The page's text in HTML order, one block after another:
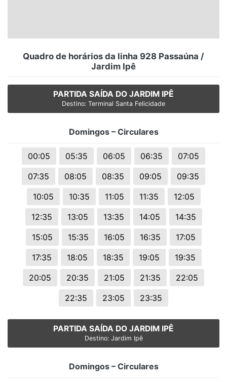
Quadro de horários da linha 928 Passaúna /
Jardim Ipê
PARTIDA SAÍDA DO JARDIM IPÊ
Destino: Terminal Santa Felicidade
Domingos – Circulares
00:05 05:35 06:05 06:35
07:05
07:35
08:05 08:35 09:05
09:35
10:05
10:35 11:05 11:35
12:05
12:35
13:05 13:35 14:05
14:35
15:05
15:35 16:05 16:35
17:05
17:35
18:05 18:35 19:05
19:35
20:05
20:35 21:05 21:35
22:05
22:35
23:05 23:35
PARTIDA SAÍDA DO JARDIM IPÊ
Destino: Jardim Ipê
Domingos – Circulares